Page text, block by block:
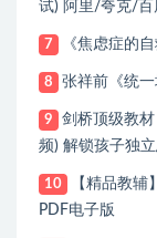
试) 阿里/夸克/百
7 《焦虑症的
8 张祥前《统
9
剑桥顶级教
频) 解锁孩子独
10
【精品教
PDF电子版